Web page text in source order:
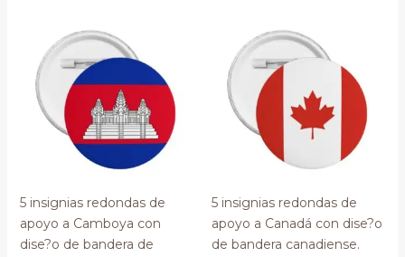
5 insignias redondas de
apoyo a Camboya con
dise?o de bandera de
5 insignias redondas de
apoyo a Canadá con dise?o
de bandera canadiense.